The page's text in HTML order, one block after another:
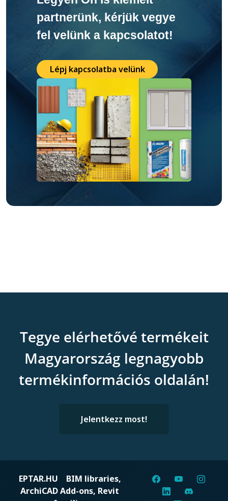
partnerünk, kérjük vegye
fel velünk a kapcsolatot!
Lépj kapcsolatba velünk
Tegye elérhetővé termékeit
Magyarország legnagyobb
termékinformációs oldalán!
Jelentkezz most!
EPTAR.HU BIM libraries,
ArchiCAD Add-ons, Revit